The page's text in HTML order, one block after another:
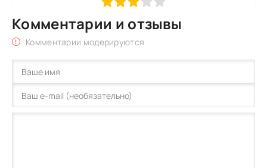
Комментарии и отзывы
Комментарии модерируются